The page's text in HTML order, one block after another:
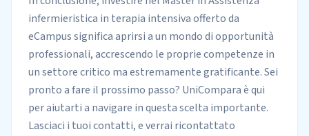
infermieristica in terapia intensiva offerto da
eCampus significa aprirsi a un mondo di opportunità
professionali, accrescendo le proprie competenze in
un settore critico ma estremamente gratificante. Sei
pronto a fare il prossimo passo? UniCompara è qui
per aiutarti a navigare in questa scelta importante.
Lasciaci i tuoi contatti, e verrai ricontattato